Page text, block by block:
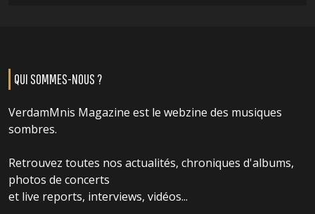
QUI SOMMES-NOUS ?
VerdamMnis Magazine est le webzine des musiques
sombres.
Retrouvez toutes nos actualités, chroniques d'albums,
photos de concerts
et live reports, interviews, vidéos...